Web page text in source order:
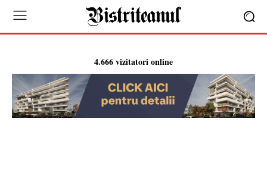
4.666 vizitatori online